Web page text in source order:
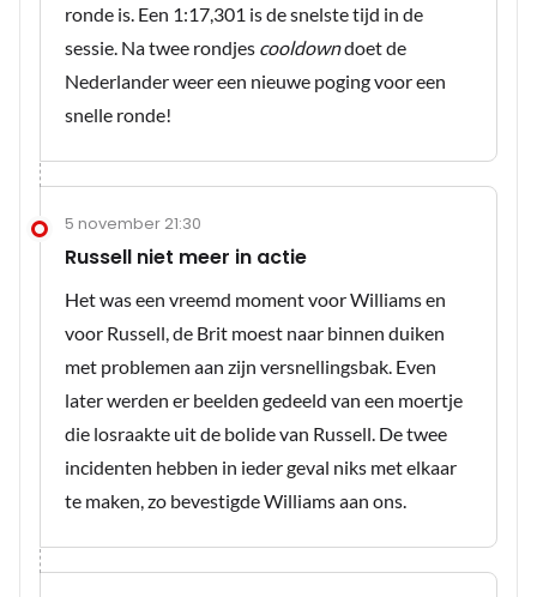
ronde is. Een 1:17,301 is de snelste tijd in de
sessie. Na twee rondjes cooldowndoet de
Nederlander weer een nieuwe poging voor een
snelle ronde!
5 november 21:30
Russell niet meer in actie
Het was een vreemd moment voor Williams en
voor Russell, de Brit moest naar binnen duiken
met problemen aan zijn versnellingsbak. Even
later werden er beelden gedeeld van een moertje
die losraakte uit de bolide van Russell. De twee
incidenten hebben in ieder geval niks met elkaar
te maken, zo bevestigde Williams aan ons.